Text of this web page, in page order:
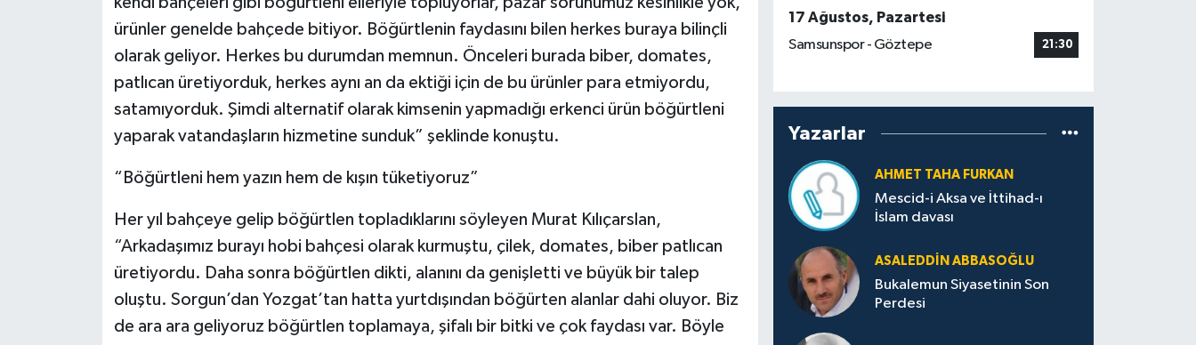
ürünler genelde bahçede bitiyor. Böğürtlenin faydasını bilen herkes buraya bilinçli
olarak geliyor. Herkes bu durumdan memnun. Önceleri burada biber, domates,
patlıcan üretiyorduk, herkes aynı an da ektiği için de bu ürünler para etmiyordu,
satamıyorduk. Şimdi alternatif olarak kimsenin yapmadığı erkenci ürün böğürtleni
yaparak vatandaşların hizmetine sunduk” şeklinde konuştu.
“Böğürtleni hem yazın hem de kışın tüketiyoruz”
Her yıl bahçeye gelip böğürtlen topladıklarını söyleyen Murat Kılıçarslan,
“Arkadaşımız burayı hobi bahçesi olarak kurmuştu, çilek, domates, biber patlıcan
üretiyordu. Daha sonra böğürtlen dikti, alanını da genişletti ve büyük bir talep
oluştu. Sorgun’dan Yozgat’tan hatta yurtdışından böğürten alanlar dahi oluyor. Biz
de ara ara geliyoruz böğürtlen toplamaya, şifalı bir bitki ve çok faydası var. Böyle
17 Ağustos, Pazartesi
Samsunspor - Göztepe
21:30
Yazarlar
AHMET TAHA FURKAN
Mescid-i Aksa ve İttihad-ı
İslam davası
ASALEDDIN ABBASOĞLU
Bukalemun Siyasetinin Son
Perdesi